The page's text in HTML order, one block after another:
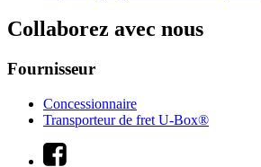
Collaborez avec nous
Fournisseur
Concessionnaire
Transporteur de fret U-Box®